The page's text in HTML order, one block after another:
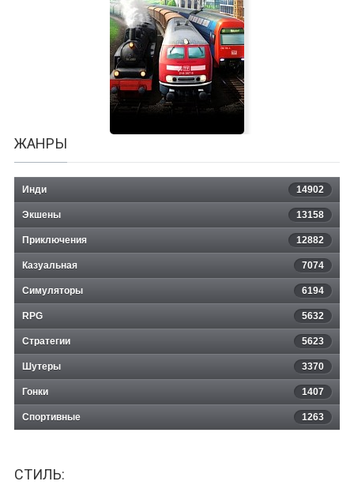
Buckshot Roulette
ЖАНРЫ
Инди 14902
Экшены 13158
Приключения 12882
Казуальная 7074
Симуляторы 6194
RPG 5632
Стратегии 5623
Шутеры 3370
Гонки 1407
Спортивные 1263
СТИЛЬ: